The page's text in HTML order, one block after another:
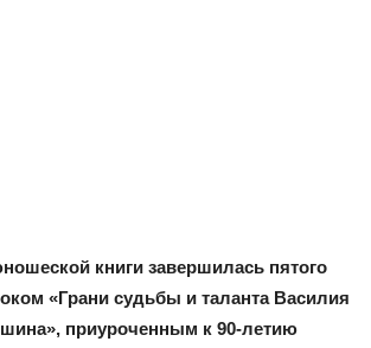
книги завершилась пятого
«Грани судьбы и таланта Василия
приуроченным к 90-летию